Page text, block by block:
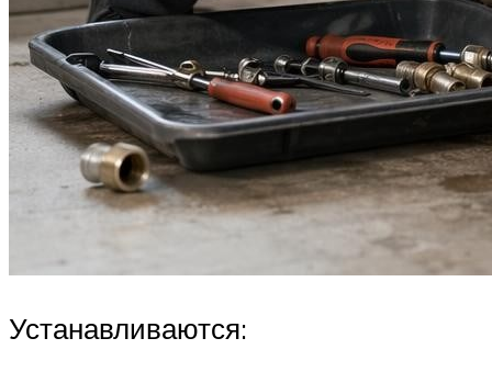
Устанавливаются: